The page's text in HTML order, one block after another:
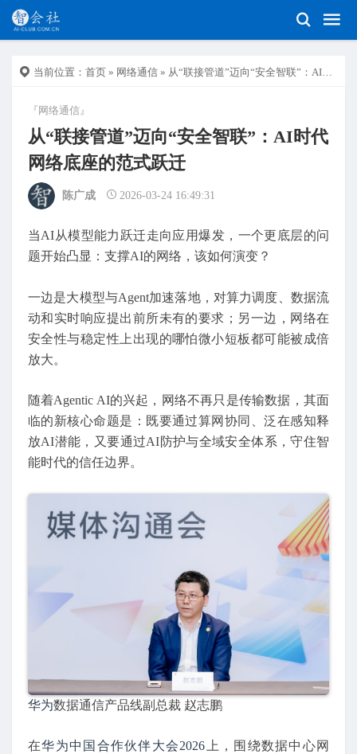
当前位置： 首页 » 网络通信 » 从“联接管道”迈向“安全智联”：AI时代网络底座的范式跃迁
『网络通信』
从“联接管道”迈向“安全智联”：AI时代
网络底座的范式跃迁
陈广成 2026-03-24 16:49:31
当AI从模型能力跃迁走向应用爆发，一个更底层的问
题开始凸显：支撑AI的网络，该如何演变？
一边是大模型与Agent加速落地，对算力调度、数据流
动和实时响应提出前所未有的要求；另一边，网络在
安全性与稳定性上出现的哪怕微小短板都可能被成倍
放大。
随着Agentic AI的兴起，网络不再只是传输数据，其面
临的新核心命题是：既要通过算网协同、泛在感知释
放AI潜能，又要通过AI防护与全域安全体系，守住智
能时代的信任边界。
华为数据通信产品线副总裁 赵志鹏
在华为中国合作伙伴大会2026 上，围绕数据中心网